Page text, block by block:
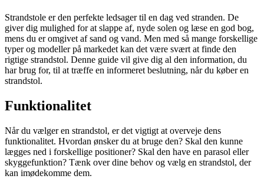
Strandstole er den perfekte ledsager til en dag ved stranden. De
giver dig mulighed for at slappe af, nyde solen og læse en god bog,
mens du er omgivet af sand og vand. Men med så mange forskellige
typer og modeller på markedet kan det være svært at finde den
rigtige strandstol. Denne guide vil give dig al den information, du
har brug for, til at træffe en informeret beslutning, når du køber en
strandstol.
Funktionalitet
Når du vælger en strandstol, er det vigtigt at overveje dens
funktionalitet. Hvordan ønsker du at bruge den? Skal den kunne
lægges ned i forskellige positioner? Skal den have en parasol eller
skyggefunktion? Tænk over dine behov og vælg en strandstol, der
kan imødekomme dem.